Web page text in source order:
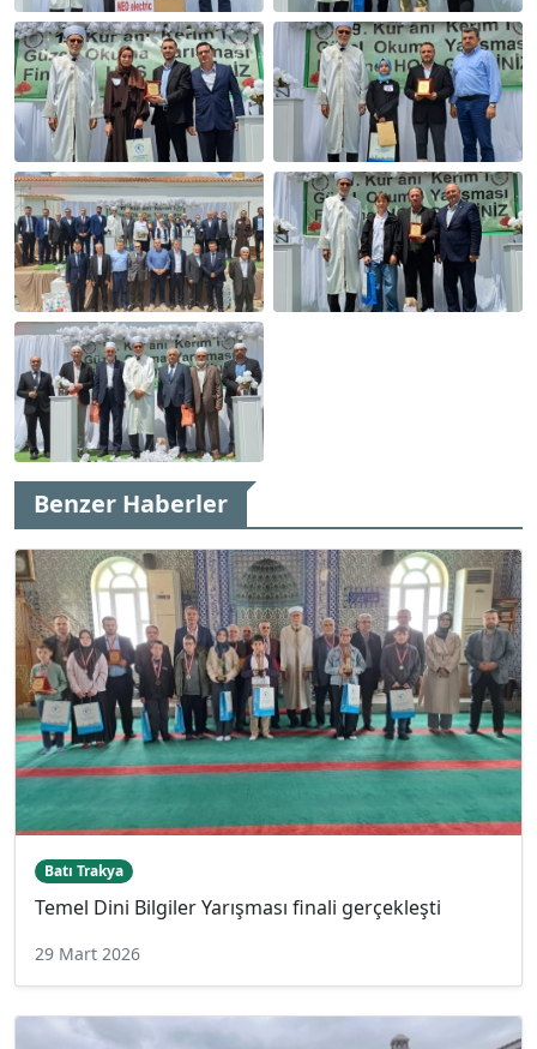
Benzer Haberler
Batı Trakya
Temel Dini Bilgiler Yarışması finali gerçekleşti
29 Mart 2026